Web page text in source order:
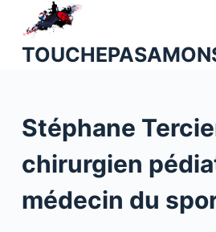
u
o
Stéphane
chirurgien
médecin du